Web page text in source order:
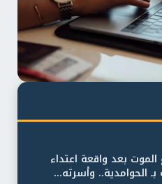
بعد واقعة اعتداء
الحوامدية.. وأسرته...